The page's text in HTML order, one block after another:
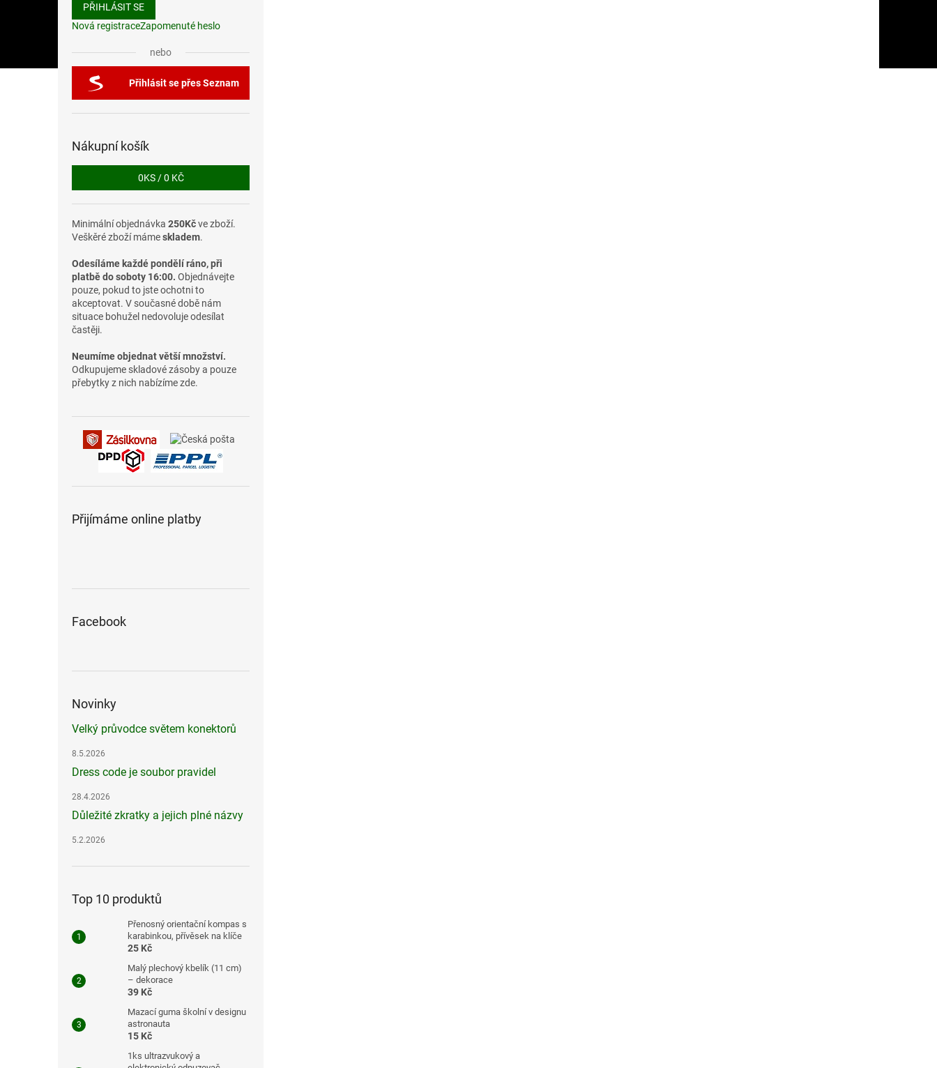
PŘIHLÁSIT SE
Nová registraceZapomenuté heslo
nebo
Přihlásit se přes Seznam
Nákupní košík
0KS /0 KČ
Minimální objednávka 250Kčve zboží.
Veškěré zboží mámeskladem.
Odesíláme každé pondělí ráno, při
platbě do soboty 16:00. Objednávejte
pouze, pokud to jste ochotni to
akceptovat. V současné době nám
situace bohužel nedovoluje odesílat
častěji.
Neumíme objednat větší množství.
Odkupujeme skladové zásoby a pouze
přebytky z nich nabízíme zde.
Přijímáme online platby
Facebook
Novinky
Velký průvodce světem konektorů
8.5.2026
Dress code je soubor pravidel
28.4.2026
Důležité zkratky a jejich plné názvy
5.2.2026
Top 10 produktů
Přenosný orientační kompas s
karabinkou, přívěsek na klíče
25 Kč
Malý plechový kbelík (11 cm)
– dekorace
39 Kč
Mazací guma školní v designu
astronauta
15 Kč
1ks ultrazvukový a